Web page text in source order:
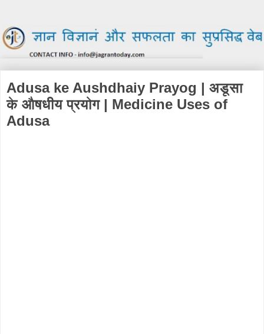
Adusa ke Aushdhaiy Prayog | अडूसा
के औषधीय प्रयोग | Medicine Uses of
Adusa